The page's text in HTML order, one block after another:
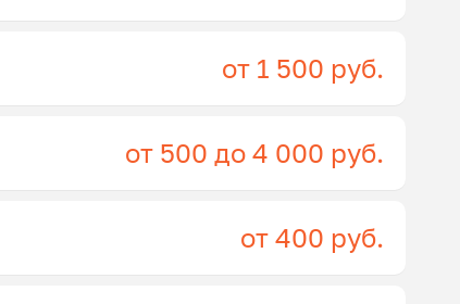
от 1 500 руб.
от 500 до 4 000 руб.
от 400 руб.